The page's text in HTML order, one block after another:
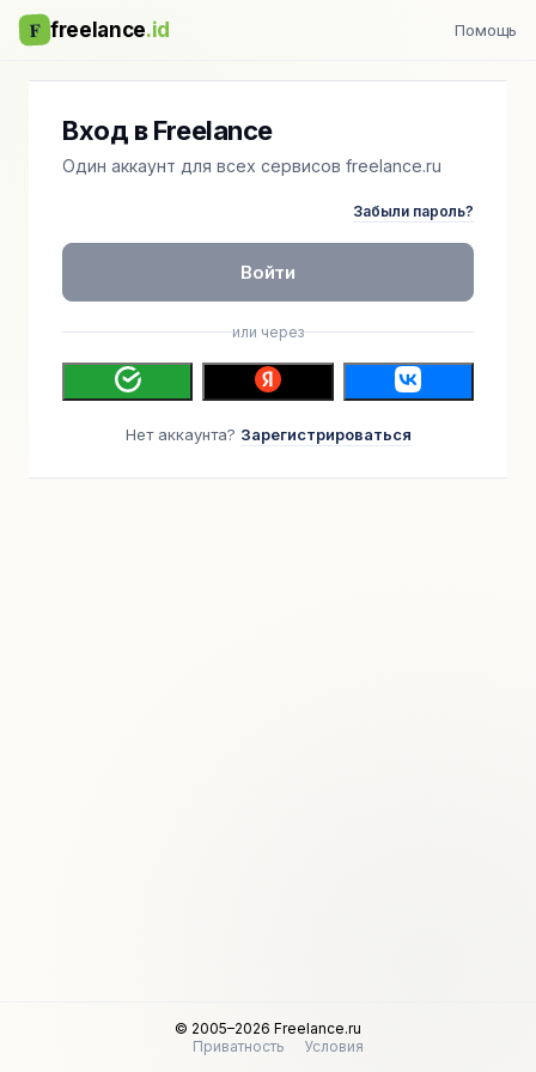
F freelance.id Помощь
Вход в Freelance
Один аккаунт для всех сервисов freelance.ru
Забыли пароль?
Войти
или через
Нет аккаунта? Зарегистрироваться
© 2005–2026 Freelance.ru
Приватность
Условия